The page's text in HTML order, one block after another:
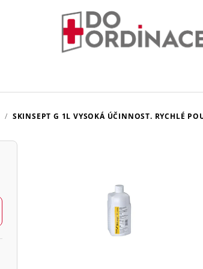
/ SKINSEPT G 1LVYSOKÁ ÚČINNOST. RYCHLÉ